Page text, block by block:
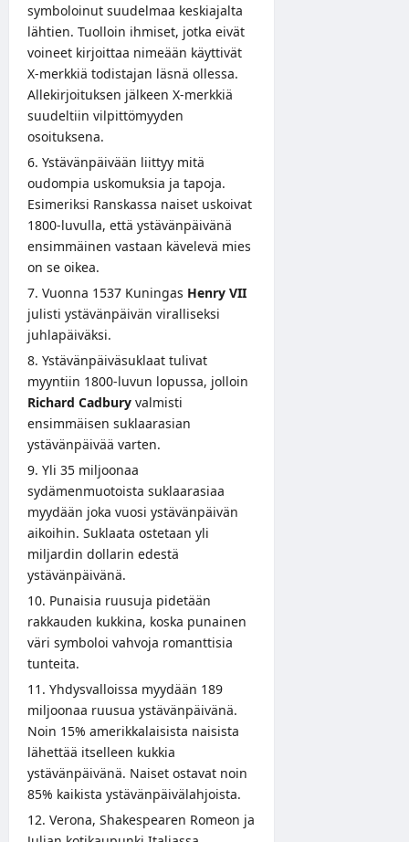
symboloinut suudelmaa keskiajalta
lähtien. Tuolloin ihmiset, jotka eivät
voineet kirjoittaa nimeään käyttivät
X-merkkiä todistajan läsnä ollessa.
Allekirjoituksen jälkeen X-merkkiä
suudeltiin vilpittömyyden
osoituksena.
Ystävänpäivään liittyy mitä
oudompia uskomuksia ja tapoja.
Esimeriksi Ranskassa naiset uskoivat
1800-luvulla, että ystävänpäivänä
ensimmäinen vastaan kävelevä mies
on se oikea.
Vuonna 1537 Kuningas Henry VII
julisti ystävänpäivän viralliseksi
juhlapäiväksi.
Ystävänpäiväsuklaat tulivat
myyntiin 1800-luvun lopussa, jolloin
Richard Cadbury valmisti
ensimmäisen suklaarasian
ystävänpäivää varten.
Yli 35 miljoonaa
sydämenmuotoista suklaarasiaa
myydään joka vuosi ystävänpäivän
aikoihin. Suklaata ostetaan yli
miljardin dollarin edestä
ystävänpäivänä.
Punaisia ruusuja pidetään
rakkauden kukkina, koska punainen
väri symboloi vahvoja romanttisia
tunteita.
Yhdysvalloissa myydään 189
miljoonaa ruusua ystävänpäivänä.
Noin 15% amerikkalaisista naisista
lähettää itselleen kukkia
ystävänpäivänä. Naiset ostavat noin
85% kaikista ystävänpäivälahjoista.
Verona, Shakespearen Romeon ja